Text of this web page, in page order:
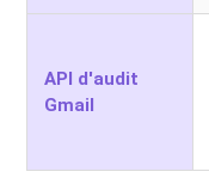
API d'audit
Gmail